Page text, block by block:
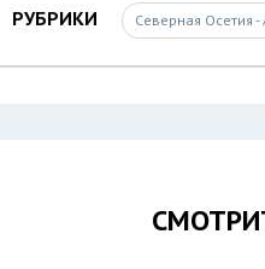
РУБРИКИ Северная Осетия -